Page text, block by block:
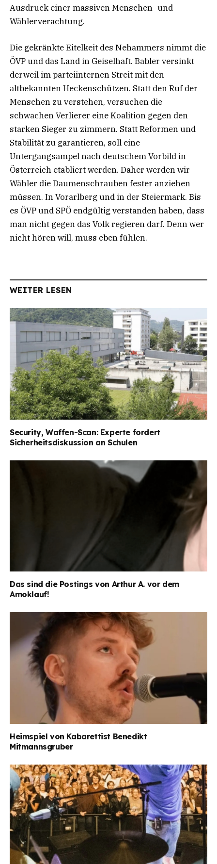
Ausdruck einer massiven Menschen- und
Wählerverachtung.
Die gekränkte Eitelkeit des Nehammers nimmt die
ÖVP und das Land in Geiselhaft. Babler versinkt
derweil im parteiinternen Streit mit den
altbekannten Heckenschützen. Statt den Ruf der
Menschen zu verstehen, versuchen die
schwachen Verlierer eine Koalition gegen den
starken Sieger zu zimmern. Statt Reformen und
Stabilität zu garantieren, soll eine
Untergangsampel nach deutschem Vorbild in
Österreich etabliert werden. Daher werden wir
Wähler die Daumenschrauben fester anziehen
müssen. In Vorarlberg und in der Steiermark. Bis
es ÖVP und SPÖ endgültig verstanden haben, dass
man nicht gegen das Volk regieren darf. Denn wer
nicht hören will, muss eben fühlen.
WEITER LESEN
Security, Waffen-Scan: Experte fordert
Sicherheitsdiskussion an Schulen
Das sind die Postings von Arthur A. vor dem
Amoklauf!
Heimspiel von Kabarettist Benedikt
Mitmannsgruber